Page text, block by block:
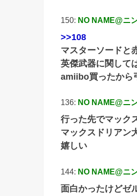
150: NO NAME@ニ
>>108
マスターソードと
英傑武器に関して
amiibo買ったから
136: NO NAME@ニ
行った先でマック
マックスドリアン
嬉しい
144: NO NAME@ニ
面白かったけどゼ